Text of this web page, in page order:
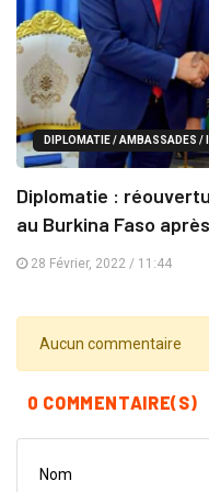
DIPLOMATIE / AMBASSADES /
Diplomatie :
au Burkina Faso
28 Février, 2022 / 11:44
Aucun commentaire
0 COMMENTAIRE(S)
Nom